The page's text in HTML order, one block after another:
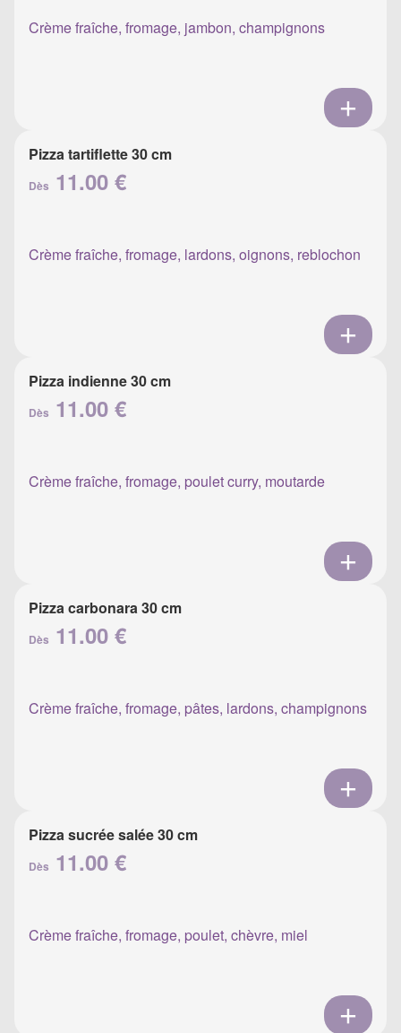
Crème fraîche, fromage, jambon, champignons
Pizza tartiflette 30 cm
Dès 11.00 €
Crème fraîche, fromage, lardons, oignons, reblochon
Pizza indienne 30 cm
Dès 11.00 €
Crème fraîche, fromage, poulet curry, moutarde
Pizza carbonara 30 cm
Dès 11.00 €
Crème fraîche, fromage, pâtes, lardons, champignons
Pizza sucrée salée 30 cm
Dès 11.00 €
Crème fraîche, fromage, poulet, chèvre, miel